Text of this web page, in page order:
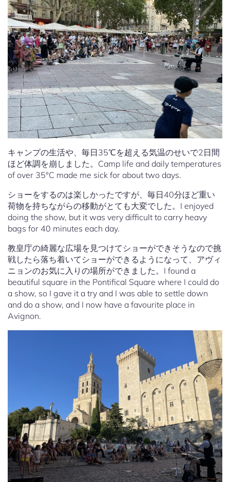
キャンプの生活や、毎日35℃を超える気温のせいで2日間
ほど体調を崩しました。Camp life and daily temperatures
of over 35°C made me sick for about two days.
ショーをするのは楽しかったですが、毎日40分ほど重い
荷物を持ちながらの移動がとても大変でした。I enjoyed
doing the show, but it was very difficult to carry heavy
bags for 40 minutes each day.
教皇庁の綺麗な広場を見つけてショーができそうなので挑
戦したら落ち着いてショーができるようになって、アヴィ
ニョンのお気に入りの場所ができました。I found a
beautiful square in the Pontifical Square where I could do
a show, so I gave it a try and I was able to settle down
and do a show, and I now have a favourite place in
Avignon.